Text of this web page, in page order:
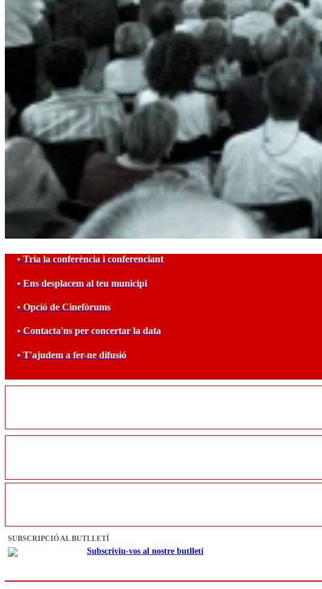
• Tria la conferència i conferenciant
• Ens desplacem al teu municipi
• Opció de Cinefòrums
• Contacta'ns per concertar la data
• T'ajudem a fer-ne difusió
SUBSCRIPCIÓ AL BUTLLETÍ
Subscriviu-vos al nostre butlletí